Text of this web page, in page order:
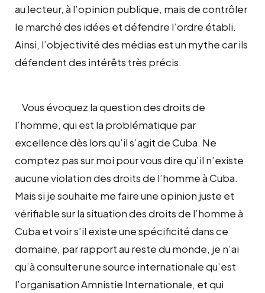
au lecteur, à l’opinion publique, mais de contrôler
le marché des idées et défendre l’ordre établi.
Ainsi, l’objectivité des médias est un mythe car ils
défendent des intérêts très précis.
Vous évoquez la question des droits de
l’homme, qui est la problématique par
excellence dès lors qu’il s’agit de Cuba. Ne
comptez pas sur moi pour vous dire qu’il n’existe
aucune violation des droits de l’homme à Cuba.
Mais si je souhaite me faire une opinion juste et
vérifiable sur la situation des droits de l’homme à
Cuba et voir s’il existe une spécificité dans ce
domaine, par rapport au reste du monde, je n’ai
qu’à consulter une source internationale qu’est
l’organisation Amnistie Internationale, et qui